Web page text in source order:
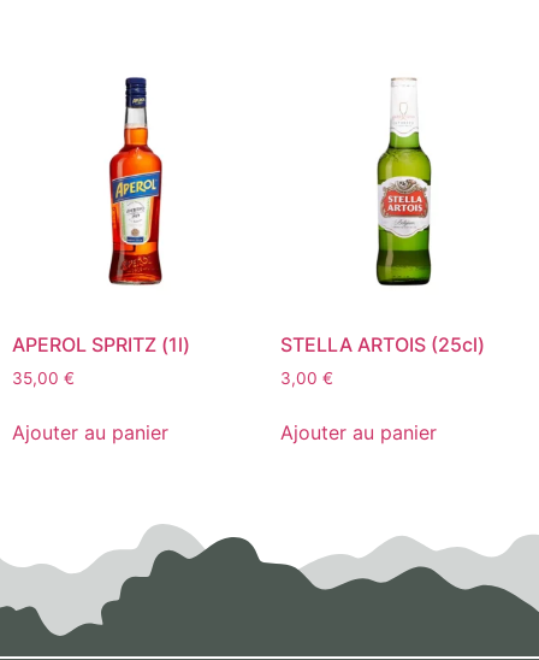
APEROL SPRITZ (1l)
35,00 €
Ajouter au panier
STELLA ARTOIS (25cl)
3,00 €
Ajouter au panier